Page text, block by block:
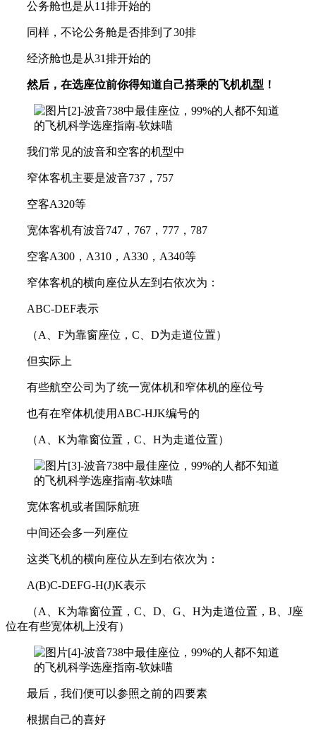
公务舱也是从11排开始的
同样，不论公务舱是否排到了30排
经济舱也是从31排开始的
然后，在选座位前你得知道自己搭乘的飞机机型！
我们常见的波音和空客的机型中
窄体客机主要是波音737，757
空客A320等
宽体客机有波音747，767，777，787
空客A300，A310，A330，A340等
窄体客机的横向座位从左到右依次为：
ABC-DEF表示
（A、F为靠窗座位，C、D为走道位置）
但实际上
有些航空公司为了统一宽体机和窄体机的座位号
也有在窄体机使用ABC-HJK编号的
（A、K为靠窗位置，C、H为走道位置）
宽体客机或者国际航班
中间还会多一列座位
这类飞机的横向座位从左到右依次为：
A(B)C-DEFG-H(J)K表示
（A、K为靠窗位置，C、D、G、H为走道位置，B、J座
位在有些宽体机上没有）
最后，我们便可以参照之前的四要素
根据自己的喜好